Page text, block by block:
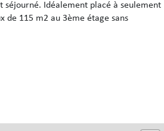
Idéalement placé à seulement
de 115 m2 au 3ème étage sans
160x200 cm et sa salle d'eau privative
160x200 cm et sa salle de bain
touche de charme, ainsi qu'une salle